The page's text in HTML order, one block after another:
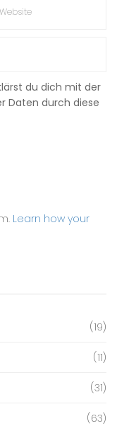
du dich mit der
Daten durch diese
Learn how your
(19)
(11)
(31)
(63)